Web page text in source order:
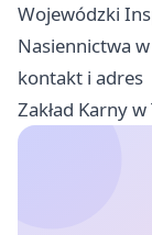
Wojewódzki
Nasiennictwa
kontakt i adres
Zakład Karny